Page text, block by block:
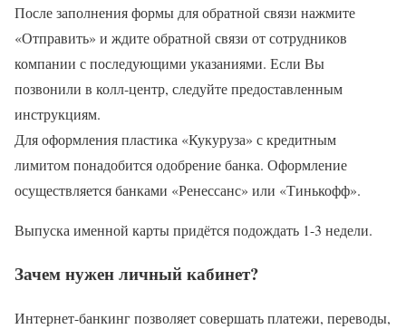
После заполнения формы для обратной связи нажмите
«Отправить» и ждите обратной связи от сотрудников
компании с последующими указаниями. Если Вы
позвонили в колл-центр, следуйте предоставленным
инструкциям.
Для оформления пластика «Кукуруза» с кредитным
лимитом понадобится одобрение банка. Оформление
осуществляется банками «Ренессанс» или «Тинькофф».
Выпуска именной карты придётся подождать 1-3 недели.
Зачем нужен личный кабинет?
Интернет-банкинг позволяет совершать платежи, переводы,